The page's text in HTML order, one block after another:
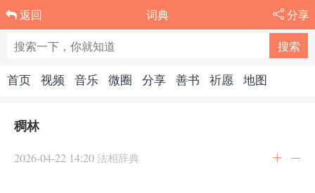
返回 词典 分享
首页 视频 音乐 微圈 分享 善书 祈愿 地图
稠林
2026-04-22 14:20 法相辞典